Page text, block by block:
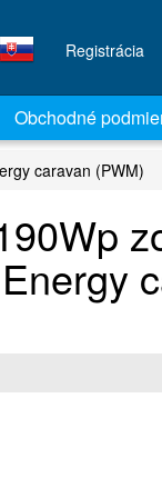
Registrácia
Obchodné
caravan (PWM)